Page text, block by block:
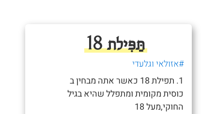
תַּפִּילת 18
#אזולאי וגלעדי
1. תפילת 18 כאשר אתה מבחין ב
כוסית מקומית ומתפלל שהיא בגיל
החוקי,מעל 18